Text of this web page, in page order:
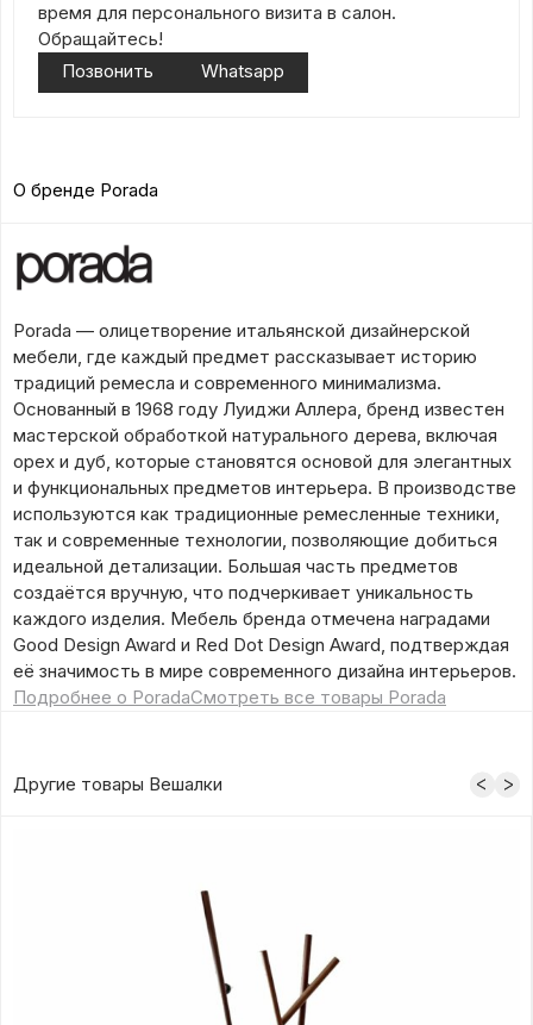
время для персонального визита в салон.
Обращайтесь!
Позвонить
Whatsapp
О бренде Porada
Porada — олицетворение итальянской дизайнерской
мебели, где каждый предмет рассказывает историю
традиций ремесла и современного минимализма.
Основанный в 1968 году Луиджи Аллера, бренд известен
мастерской обработкой натурального дерева, включая
орех и дуб, которые становятся основой для элегантных
и функциональных предметов интерьера. В производстве
используются как традиционные ремесленные техники,
так и современные технологии, позволяющие добиться
идеальной детализации. Большая часть предметов
создаётся вручную, что подчеркивает уникальность
каждого изделия. Мебель бренда отмечена наградами
Good Design Award и Red Dot Design Award, подтверждая
её значимость в мире современного дизайна интерьеров.
Подробнее о PoradaСмотреть все товары Porada
Другие товары Вешалки